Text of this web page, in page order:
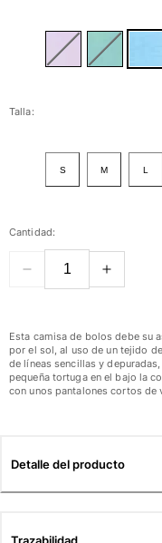
Tallas grandes
Ver todo Mujer
Trajes de baño
Partes de abajo
Ver todo Trajes de
Pret-a-porter
Camisas
Túnicas
Sweatshirts
Talla:
S M L
Cantidad:
Esta camisa de bolos debe su
por el sol, al uso de un tejido
de líneas sencillas y
pequeña tortuga en el bajo la
con unos pantalones cortos
Detalle del producto